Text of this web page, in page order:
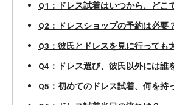
Q1：ドレス試着はいつから、どこ
Q2：ドレスショップの予約は必要
Q3：彼氏とドレスを見に行っても
Q4：ドレス選び、彼氏以外には誰
Q5：初めてのドレス試着、何を持